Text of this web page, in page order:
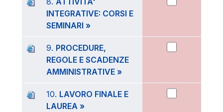
INTEGRATIVE: CORSI E
SEMINARI »
9. PROCEDURE,
REGOLE E SCADENZE
AMMINISTRATIVE »
10. LAVORO FINALE E
LAUREA »